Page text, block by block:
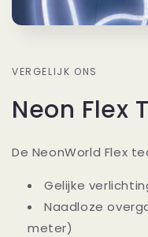
VERGELIJK ONS
Neon Flex
De NeonWorld Flex
Gelijke
Naadloze
meter)